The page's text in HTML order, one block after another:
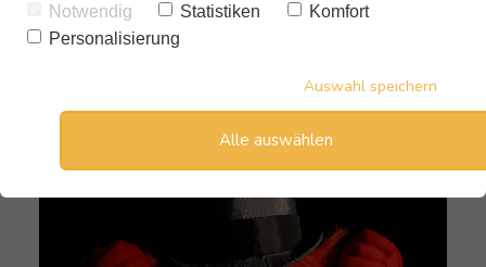
Download
VON UWE TREVISAN
38 SHARES
Notwendig Statistiken
Komfort
Personalisierung
Auswahl speichern
Alle auswählen